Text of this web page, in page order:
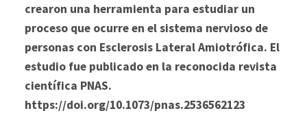
crearon una herramienta para estudiar un
proceso que ocurre en el sistema nervioso de
personas con Esclerosis Lateral Amiotrófica. El
estudio fue publicado en la reconocida revista
científica PNAS.
https://doi.org/10.1073/pnas.2536562123